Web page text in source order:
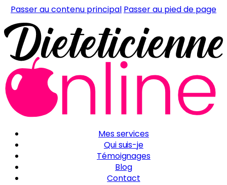
Passer au contenu principal Passer au pied de page
Mes services
Qui suis-je
Témoignages
Blog
Contact